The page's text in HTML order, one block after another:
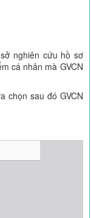
nghiên cứu hồ sơ
cá nhân mà GVCN
chọn sau đó GVCN